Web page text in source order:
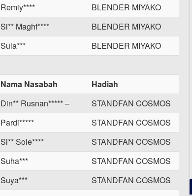
Remiy****
BLENDER MIYAKO
Si** Maghf****
BLENDER MIYAKO
Sula***
BLENDER MIYAKO
Nama Nasabah
Hadiah
Din** Rusnan***** –
STANDFAN COSMOS
Pardi*****
STANDFAN COSMOS
Si** Sole****
STANDFAN COSMOS
Suha***
STANDFAN COSMOS
Suya***
STANDFAN COSMOS